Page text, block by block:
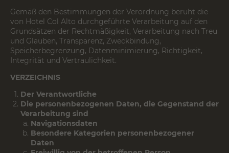
Gemäß den Bestimmungen der Verordnung beruht die
von Hotel Col Alto durchgeführte Verarbeitung auf den
Grundsätzen der Rechtmäßigkeit, Verarbeitung nach Treu
und Glauben, Transparenz, Zweckbindung,
Speicherbegrenzung, Datenminimierung, Richtigkeit,
Integrität und Vertraulichkeit.
VERZEICHNIS
Der Verantwortliche
Die personenbezogenen Daten, die Gegenstand der
Verarbeitung sind
Navigationsdaten
Besondere Kategorien personenbezogener
Daten